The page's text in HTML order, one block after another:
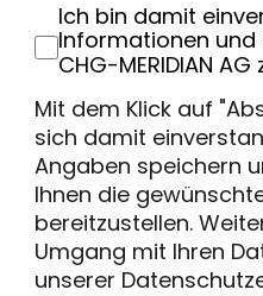
Ich bin damit
Informationen und
CHG-MERIDIAN
Mit dem Klick auf
sich damit
Angaben speichern
Ihnen die
bereitzustellen.
Umgang mit Ihren
unserer